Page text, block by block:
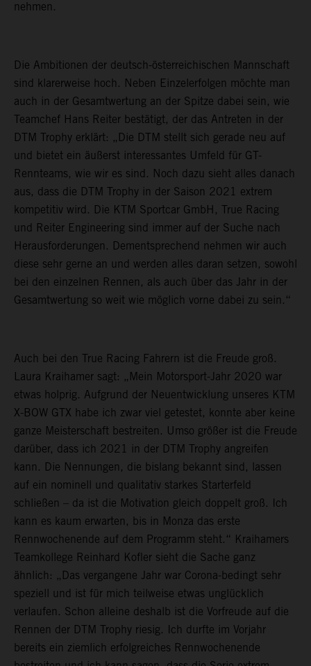
nehmen.
Die Ambitionen der deutsch-österreichischen Mannschaft
sind klarerweise hoch. Neben Einzelerfolgen möchte man
auch in der Gesamtwertung an der Spitze dabei sein, wie
Teamchef Hans Reiter bestätigt, der das Antreten in der
DTM Trophy erklärt: „Die DTM stellt sich gerade neu auf
und bietet ein äußerst interessantes Umfeld für GT-
Rennteams, wie wir es sind. Noch dazu sieht alles danach
aus, dass die DTM Trophy in der Saison 2021 extrem
kompetitiv wird. Die KTM Sportcar GmbH, True Racing
und Reiter Engineering sind immer auf der Suche nach
Herausforderungen. Dementsprechend nehmen wir auch
diese sehr gerne an und werden alles daran setzen, sowohl
bei den einzelnen Rennen, als auch über das Jahr in der
Gesamtwertung so weit wie möglich vorne dabei zu sein.“
Auch bei den True Racing Fahrern ist die Freude groß.
Laura Kraihamer sagt: „Mein Motorsport-Jahr 2020 war
etwas holprig. Aufgrund der Neuentwicklung unseres KTM
X-BOW GTX habe ich zwar viel getestet, konnte aber keine
ganze Meisterschaft bestreiten. Umso größer ist die Freude
darüber, dass ich 2021 in der DTM Trophy angreifen
kann. Die Nennungen, die bislang bekannt sind, lassen
auf ein nominell und qualitativ starkes Starterfeld
schließen – da ist die Motivation gleich doppelt groß. Ich
kann es kaum erwarten, bis in Monza das erste
Rennwochenende auf dem Programm steht.“ Kraihamers
Teamkollege Reinhard Kofler sieht die Sache ganz
ähnlich: „Das vergangene Jahr war Corona-bedingt sehr
speziell und ist für mich teilweise etwas unglücklich
verlaufen. Schon alleine deshalb ist die Vorfreude auf die
Rennen der DTM Trophy riesig. Ich durfte im Vorjahr
bereits ein ziemlich erfolgreiches Rennwochenende